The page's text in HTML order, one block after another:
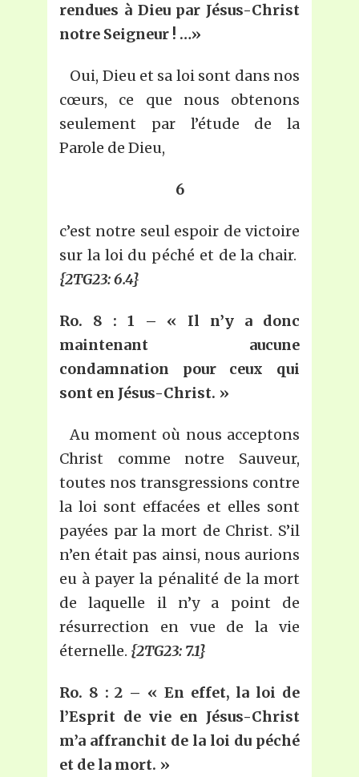
rendues à Dieu par Jésus-Christ
notre Seigneur ! …»
Oui, Dieu et sa loi sont dans nos
cœurs, ce que nous obtenons
seulement par l’étude de la
Parole de Dieu,
6
c’est notre seul espoir de victoire
sur la loi du péché et de la chair.
{2TG23: 6.4}
Ro. 8 : 1 – « Il n’y a donc
maintenant aucune
condamnation pour ceux qui
sont en Jésus-Christ. »
Au moment où nous acceptons
Christ comme notre Sauveur,
toutes nos transgressions contre
la loi sont effacées et elles sont
payées par la mort de Christ. S’il
n’en était pas ainsi, nous aurions
eu à payer la pénalité de la mort
de laquelle il n’y a point de
résurrection en vue de la vie
éternelle. {2TG23: 7.1}
Ro. 8 : 2 – « En effet, la loi de
l’Esprit de vie en Jésus-Christ
m’a affranchit de la loi du péché
et de la mort. »